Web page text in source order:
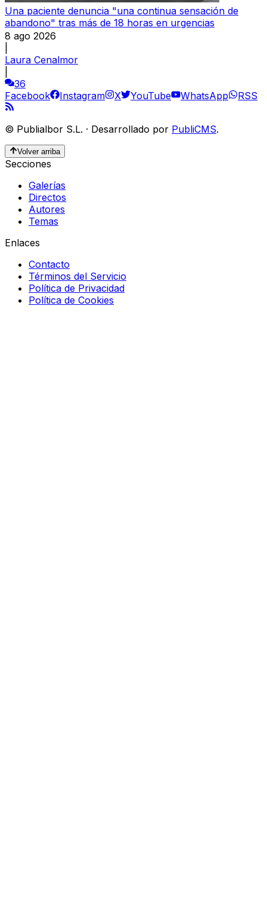
Una paciente denuncia "una continua sensación de
abandono" tras más de 18 horas en urgencias
8 ago 2026
Laura Cenalmor
36
Facebook
Instagram X YouTube WhatsApp RSS
© Publialbor S.L. · Desarrollado por PubliCMS.
Volver arriba
Secciones
Galerías
Directos
Autores
Temas
Enlaces
Contacto
Términos del Servicio
Política de Privacidad
Política de Cookies